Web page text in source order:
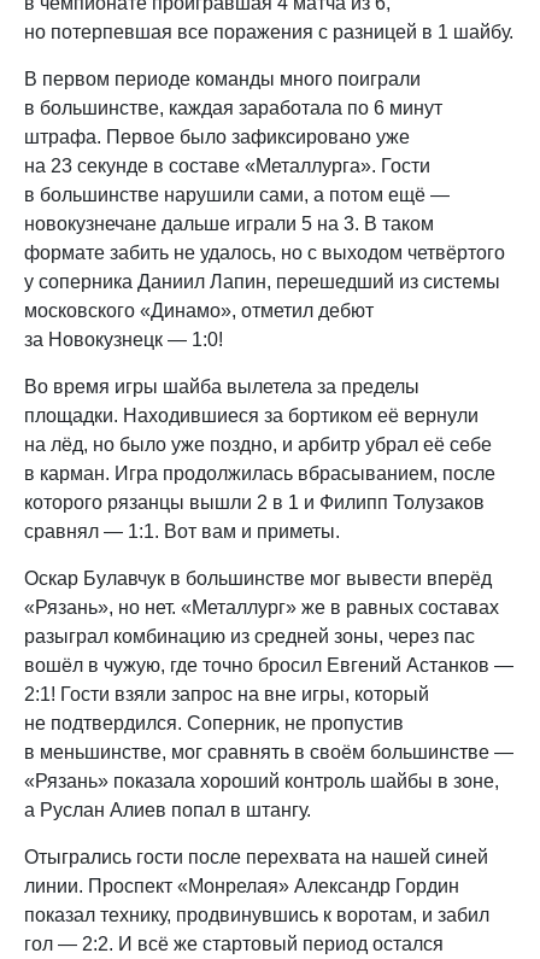
но потерпевшая все поражения с разницей в 1 шайбу.
В первом периоде команды много поиграли
в большинстве, каждая заработала по 6 минут
штрафа. Первое было зафиксировано уже
на 23 секунде в составе «Металлурга». Гости
в большинстве нарушили сами, а потом ещё —
новокузнечане дальше играли 5 на 3. В таком
формате забить не удалось, но с выходом четвёртого
у соперника Даниил Лапин, перешедший из системы
московского «Динамо», отметил дебют
за Новокузнецк — 1:0!
Во время игры шайба вылетела за пределы
площадки. Находившиеся за бортиком её вернули
на лёд, но было уже поздно, и арбитр убрал её себе
в карман. Игра продолжилась вбрасыванием, после
которого рязанцы вышли 2 в 1 и Филипп Толузаков
сравнял — 1:1. Вот вам и приметы.
Оскар Булавчук в большинстве мог вывести вперёд
«Рязань», но нет. «Металлург» же в равных составах
разыграл комбинацию из средней зоны, через пас
вошёл в чужую, где точно бросил Евгений Астанков —
2:1! Гости взяли запрос на вне игры, который
не подтвердился. Соперник, не пропустив
в меньшинстве, мог сравнять в своём большинстве —
«Рязань» показала хороший контроль шайбы в зоне,
а Руслан Алиев попал в штангу.
Отыгрались гости после перехвата на нашей синей
линии. Проспект «Монрелая» Александр Гордин
показал технику, продвинувшись к воротам, и забил
гол — 2:2. И всё же стартовый период остался